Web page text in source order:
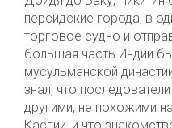
персидские города, в
торговое судно и
большая часть Индии
мусульманской
знал, что
другими, не похожими
Каспии, и что